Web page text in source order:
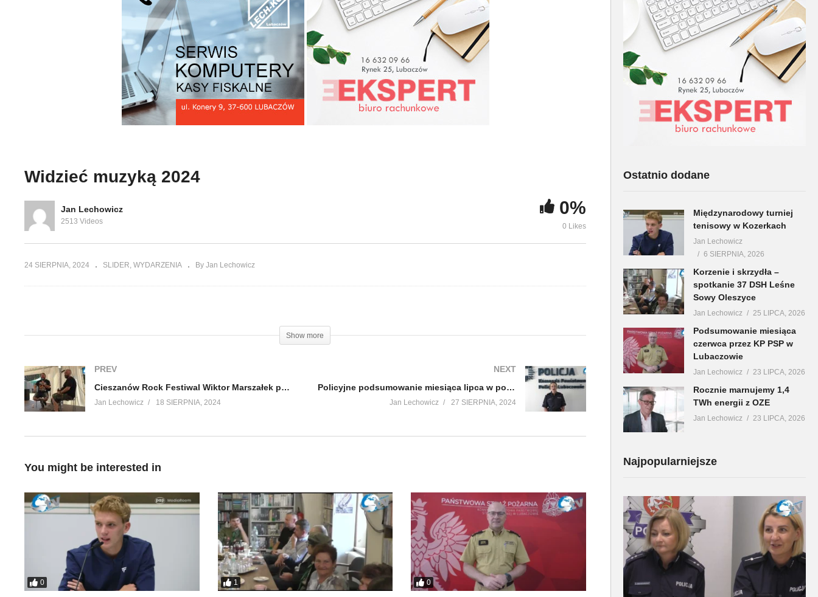
Cieszanów Rock Festiwal
Wiktor Marszałek pyta Jarek
Ważny odpowiada
Wiktor Marszałek pyta
ZENEK KUPATASA
odpowiada
Widzieć muzyką 2024
Policyjne podsumowanie
miesiąca lipca w powiecie
Biblioteka
Widzieć muzyką 2024
Jan Lechowicz
2513 Videos
0%
0 Likes
24 SIERPNIA, 2024 SLIDER WYDARZENIA By Jan Lechowicz
Show more
PREV
Cieszanów Rock Festiwal Wiktor Marszałek pyta ZENEK KUPATASA odpowiada
Jan Lechowicz 18 SIERPNIA, 2024
NEXT
Policyjne podsumowanie miesiąca lipca w powiecie
Jan Lechowicz 27 SIERPNIA, 2024
You might be interested in
0 1 0
Ostatnio dodane
Międzynarodowy turniej
tenisowy w Kozerkach
Jan Lechowicz
6 SIERPNIA, 2026
Korzenie i skrzydła –
spotkanie 37 DSH Leśne
Sowy Oleszyce
Jan Lechowicz 25 LIPCA, 2026
Podsumowanie miesiąca
czerwca przez KP PSP w
Lubaczowie
Jan Lechowicz 23 LIPCA, 2026
Rocznie marnujemy 1,4
TWh energii z OZE
Jan Lechowicz 23 LIPCA, 2026
Najpopularniejsze